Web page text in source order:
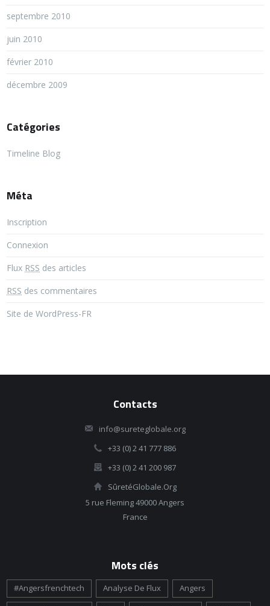
septembre 2010
juin 2010
février 2010
décembre 2009
Catégories
Timeline Blog
Méta
Inscription
Connexion
Flux RSS des articles
RSS des commentaires
Site de WordPress-FR
Contacts
info@sureteglobale.org
+33 (0) 2 41 777 886
+33 (0) 2 41 200 987
SûretéGlobale.Org
5 rue Fleming 49000 Angers
France
Mots clés
#angersfrenchtech Analyse De Flux Angers